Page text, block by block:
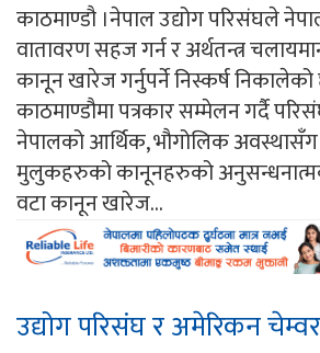
काठमाण्डौ ।नेपाल उद्योग परिसंघले
वातावरण सहज गर्न र अर्थतन्त्र
कानून खारेज गर्नुपर्ने निस्कर्ष
काठमाण्डौमा पत्रकार सम्मेलन गर्दै
नेपालको आर्थिक, भौगोलिक
मुलुकहरुको कानूनहरुको
वटा कानून खारेज...
उद्योग परिसंघ र अमेरिकन